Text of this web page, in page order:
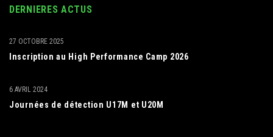
DERNIERES ACTUS
Inscription au High Performance Camp 2026
27 OCTOBRE 2025
Journées de détection U17M et U20M
6 AVRIL 2024